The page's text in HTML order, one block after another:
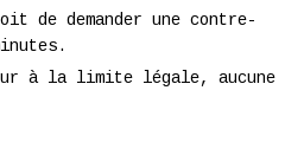
de demander une contre-
à la limite légale, aucune